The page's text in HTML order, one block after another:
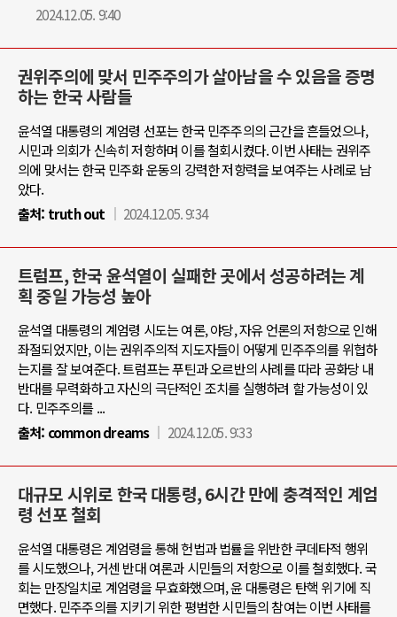
2024.12.05. 9:40
권위주의에 맞서 민주주의가 살아남을 수 있음을 증명
하는 한국 사람들
윤석열 대통령의 계엄령 선포는 한국 민주주의의 근간을 흔들었으나,
시민과 의회가 신속히 저항하며 이를 철회시켰다. 이번 사태는 권위주
의에 맞서는 한국 민주화 운동의 강력한 저항력을 보여주는 사례로 남
았다.
출처: truth out 2024.12.05. 9:34
트럼프, 한국 윤석열이 실패한 곳에서 성공하려는 계
획 중일 가능성 높아
윤석열 대통령의 계엄령 시도는 여론, 야당, 자유 언론의 저항으로 인해
좌절되었지만, 이는 권위주의적 지도자들이 어떻게 민주주의를 위협하
는지를 잘 보여준다. 트럼프는 푸틴과 오르반의 사례를 따라 공화당 내
반대를 무력화하고 자신의 극단적인 조치를 실행하려 할 가능성이 있
다. 민주주의를 ...
출처: common dreams 2024.12.05. 9:33
대규모 시위로 한국 대통령, 6시간 만에 충격적인 계엄
령 선포 철회
윤석열 대통령은 계엄령을 통해 헌법과 법률을 위반한 쿠데타적 행위
를 시도했으나, 거센 반대 여론과 시민들의 저항으로 이를 철회했다. 국
회는 만장일치로 계엄령을 무효화했으며, 윤 대통령은 탄핵 위기에 직
면했다. 민주주의를 지키기 위한 평범한 시민들의 참여는 이번 사태를